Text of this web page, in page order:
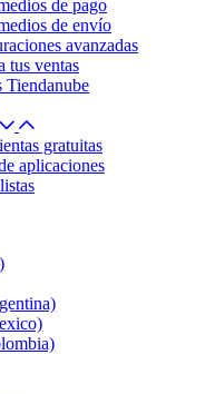
de pago
de envío
avanzadas
tus ventas
Tiendanube
gratuitas
aplicaciones